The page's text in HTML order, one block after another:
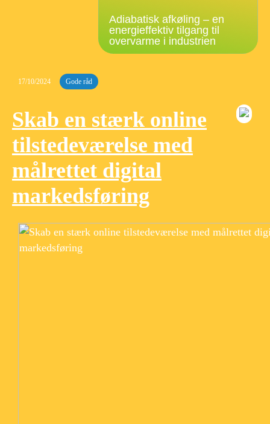
Adiabatisk afkøling – en
energieffektiv tilgang til
overvarme i industrien
17/10/2024 Gode råd
Skab en stærk online
tilstedeværelse med
målrettet digital
markedsføring